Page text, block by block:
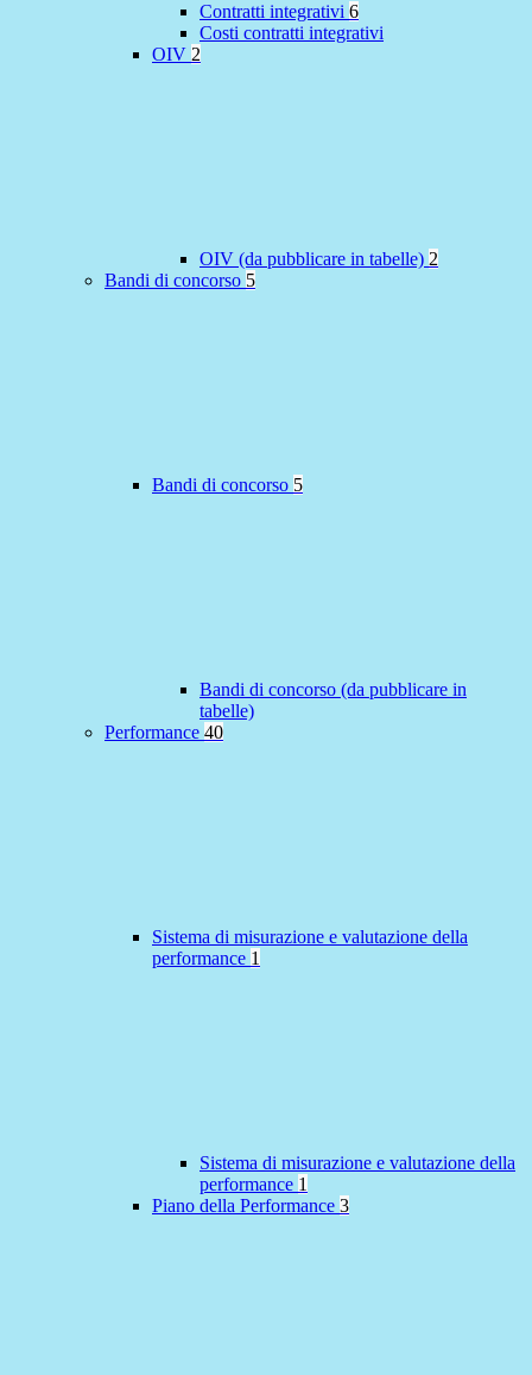
Contratti integrativi 6
Costi contratti integrativi
OIV 2
OIV (da pubblicare in tabelle) 2
Bandi di concorso 5
Bandi di concorso 5
Bandi di concorso (da pubblicare in
tabelle)
Performance 40
Sistema di misurazione e valutazione della
performance 1
Sistema di misurazione e valutazione della
performance 1
Piano della Performance 3